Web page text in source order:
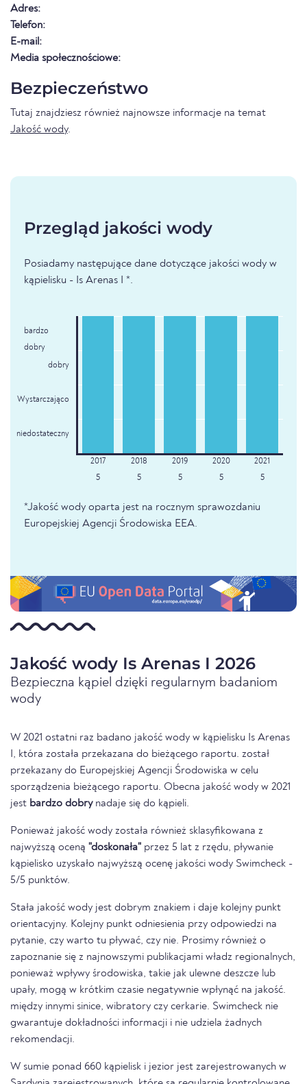
Adres:
Telefon:
E-mail:
Media społecznościowe:
Bezpieczeństwo
Tutaj znajdziesz również najnowsze informacje na temat
Jakość wody.
Przegląd jakości wody
Posiadamy następujące dane dotyczące jakości wody w
kąpielisku - Is Arenas I *.
bardzo
dobry
dobry
Wystarczająco
niedostateczny
5 5 5 5 5
*Jakość wody oparta jest na rocznym sprawozdaniu
Europejskiej Agencji Środowiska EEA.
Jakość wody Is Arenas I 2026
Bezpieczna kąpiel dzięki regularnym badaniom
wody
W 2021 ostatni raz badano jakość wody w kąpielisku Is Arenas
I, która została przekazana do bieżącego raportu. został
przekazany do Europejskiej Agencji Środowiska w celu
sporządzenia bieżącego raportu. Obecna jakość wody w 2021
jest bardzo dobrynadaje się do kąpieli.
Ponieważ jakość wody została również sklasyfikowana z
najwyższą oceną "doskonała" przez 5 lat z rzędu, pływanie
kąpielisko uzyskało najwyższą ocenę jakości wody Swimcheck -
5/5 punktów.
Stała jakość wody jest dobrym znakiem i daje kolejny punkt
orientacyjny. Kolejny punkt odniesienia przy odpowiedzi na
pytanie, czy warto tu pływać, czy nie. Prosimy również o
zapoznanie się z najnowszymi publikacjami władz regionalnych,
ponieważ wpływy środowiska, takie jak ulewne deszcze lub
upały, mogą w krótkim czasie negatywnie wpłynąć na jakość.
między innymi sinice, wibratory czy cerkarie. Swimcheck nie
gwarantuje dokładności informacji i nie udziela żadnych
rekomendacji.
W sumie ponad 660 kąpielisk i jezior jest zarejestrowanych w